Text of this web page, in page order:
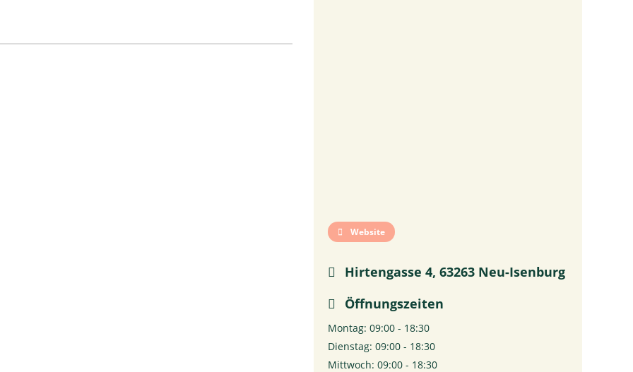
Website
Hirtengasse 4, 63263 Neu-Isenburg
Öffnungszeiten
Montag: 09:00 - 18:30
Dienstag: 09:00 - 18:30
Mittwoch: 09:00 - 18:30